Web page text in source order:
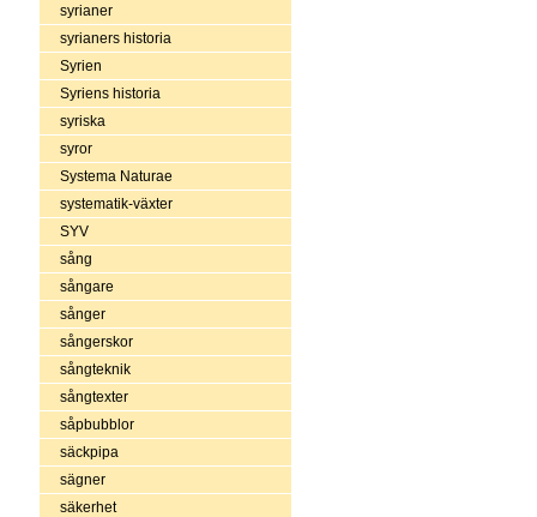
syrianer
syrianers historia
Syrien
Syriens historia
syriska
syror
Systema Naturae
systematik-växter
SYV
sång
sångare
sånger
sångerskor
sångteknik
sångtexter
såpbubblor
säckpipa
sägner
säkerhet